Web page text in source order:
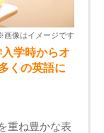
学時からオ
くの英語に
重ね豊かな表